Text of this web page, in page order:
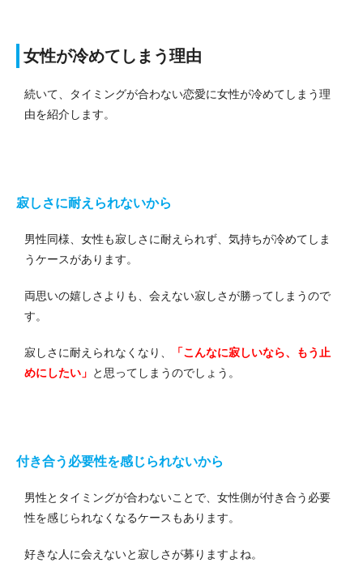
女性が冷めてしまう理由
続いて、タイミングが合わない恋愛に女性が冷めてしまう理
由を紹介します。
寂しさに耐えられないから
男性同様、女性も寂しさに耐えられず、気持ちが冷めてしま
うケースがあります。
両思いの嬉しさよりも、会えない寂しさが勝ってしまうので
す。
寂しさに耐えられなくなり、
「こんなに寂しいなら、もう止
めにしたい」 と思ってしまうのでしょう。
付き合う必要性を感じられないから
男性とタイミングが合わないことで、女性側が付き合う必要
性を感じられなくなるケースもあります。
好きな人に会えないと寂しさが募りますよね。